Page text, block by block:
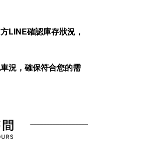
LINE確認庫存狀況，
況，確保符合您的需